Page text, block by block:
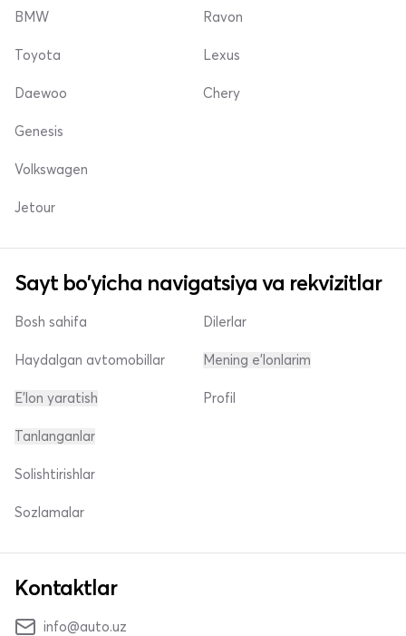
BMW
Toyota
Daewoo
Ravon
Lexus
Chery
Genesis
Volkswagen
Jetour
Sayt bo'yicha navigatsiya va rekvizitlar
Bosh sahifa
Haydalgan avtomobillar
E'lon yaratish
Dilerlar
Mening e'lonlarim
Profil
Tanlanganlar
Solishtirishlar
Sozlamalar
Kontaktlar
info@auto.uz